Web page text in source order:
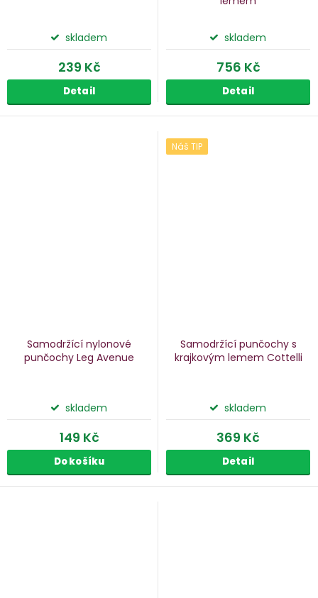
skladem
239 Kč
Detail
skladem
756 Kč
Detail
Samodržící nylonové
punčochy Leg Avenue
skladem
149 Kč
Do košíku
Náš TIP
Samodržící punčochy s
krajkovým lemem Cottelli
skladem
369 Kč
Detail